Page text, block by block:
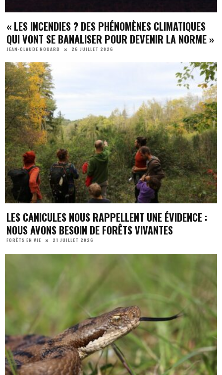
« LES INCENDIES ? DES PHÉNOMÈNES CLIMATIQUES
QUI VONT SE BANALISER POUR DEVENIR LA NORME »
JEAN-CLAUDE NOUARD 26 JUILLET 2026
LES CANICULES NOUS RAPPELLENT UNE ÉVIDENCE :
NOUS AVONS BESOIN DE FORÊTS VIVANTES
FORÊTS EN VIE 21 JUILLET 2026